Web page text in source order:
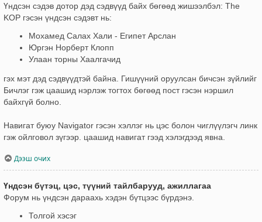
Үндсэн сэдэв дотор дэд сэдвүүд байх бөгөөд жишээлбэл: The
KOP гэсэн үндсэн сэдэвт нь:
Мохамед Салах Хали - Египет Арслан
Юргэн Норберт Клопп
Улаан торны Хаалгачид
гэх мэт дэд сэдвүүдтэй байна. Гишүүний оруулсан бичсэн зүйлийг
Бичлэг гэж цаашид нэрлэж тогтох бөгөөд пост гэсэн нэршил
байхгүй болно.
Навигат буюу Navigator гэсэн хэллэг нь цэс болон чиглүүлэгч линк
гэж ойлговол зүгээр. цаашид навигат гээд хэлэгдээд явна.
Дээш очих
Үндсэн бүтэц, цэс, түүний тайлбарууд, ажиллагаа
Форум нь үндсэн дараахь хэдэн бүтцээс бүрдэнэ.
Толгой хэсэг